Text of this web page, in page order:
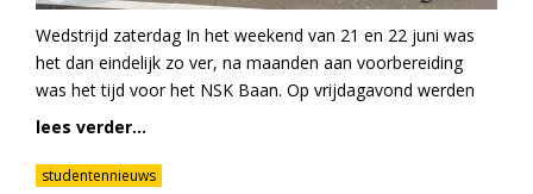
Wedstrijd zaterdag In het weekend van 21 en 22 juni was
het dan eindelijk zo ver, na maanden aan voorbereiding
was het tijd voor het NSK Baan. Op vrijdagavond werden
lees verder...
studentennieuws